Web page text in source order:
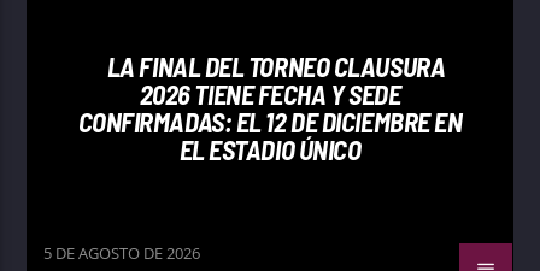
LA FINAL DEL TORNEO CLAUSURA
2026 TIENE FECHA Y SEDE
CONFIRMADAS: EL 12 DE DICIEMBRE EN
EL ESTADIO ÚNICO
5 DE AGOSTO DE 2026